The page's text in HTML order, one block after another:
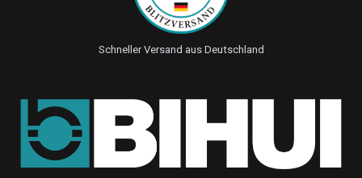
Schneller Versand aus Deutschland